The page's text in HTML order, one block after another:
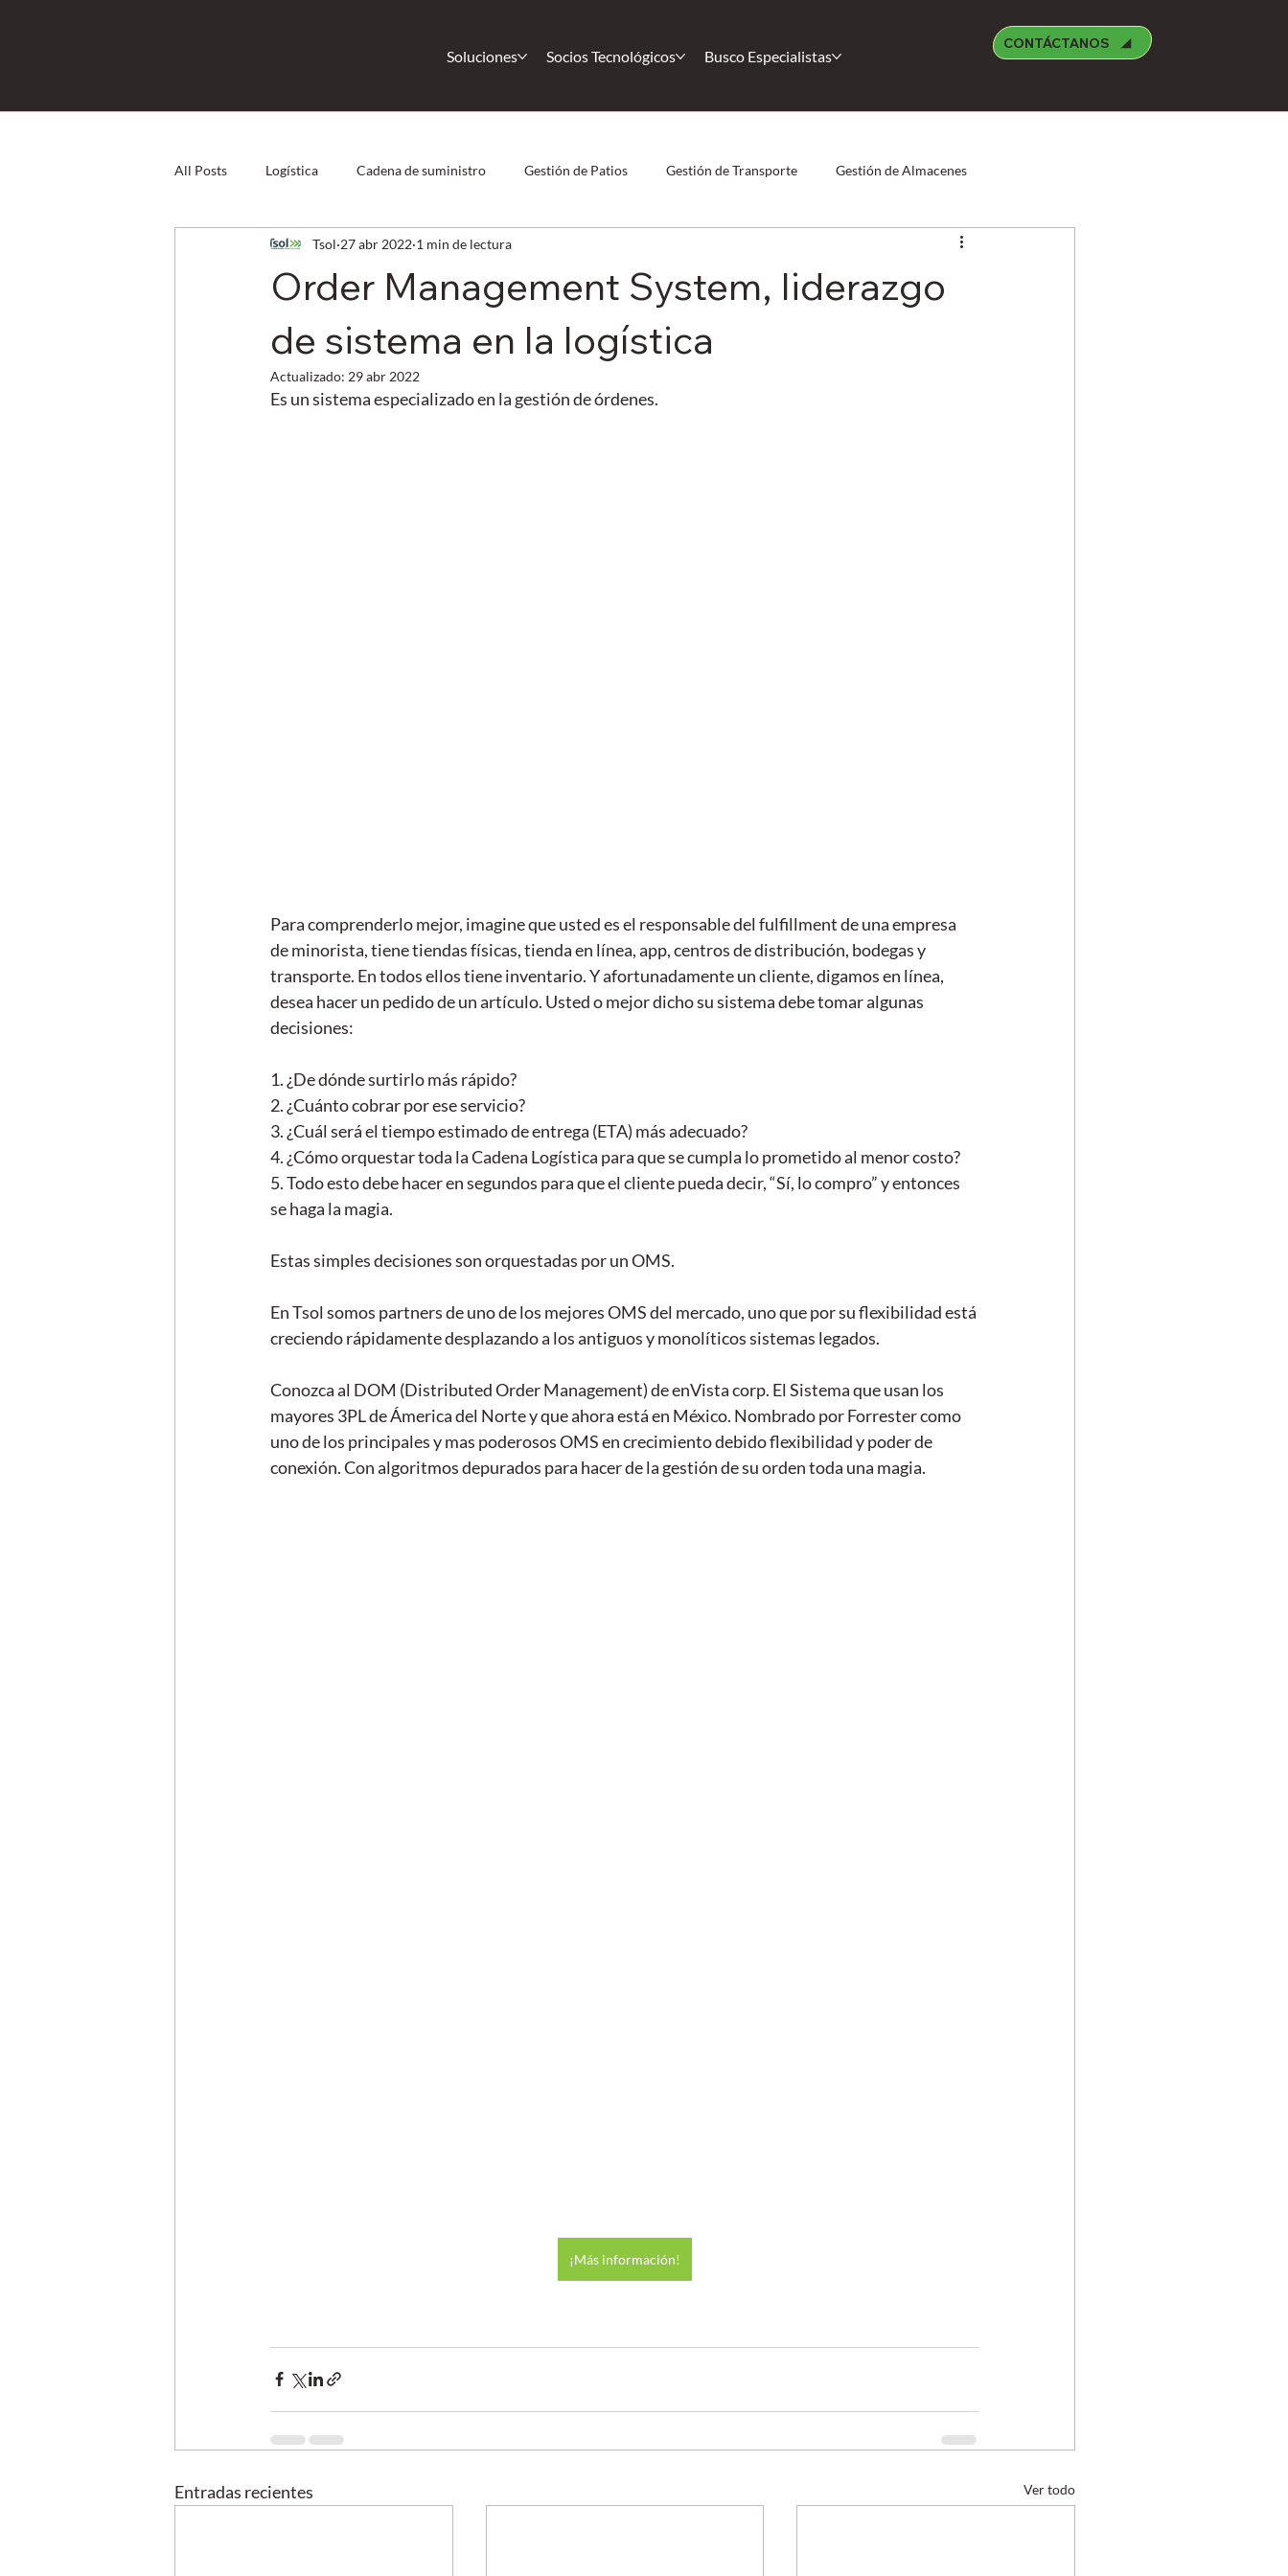
Soluciones Socios Tecnológicos Busco Especialistas
CONTÁCTANOS
All Posts Logística Cadena de suministro Gestión de Patios Gestión de Transporte Gestión de Almacenes
Direct Store Delivery Capital Humano
Logística Inversa eCommerce Comunidad Magaya
Order Management System, liderazgo
de sistema en la logística
Tsol 27 abr 2022 1 min de lectura
Actualizado: 29 abr 2022
Es un sistema especializado en la gestión de órdenes.
Para comprenderlo mejor, imagine que usted es el responsable del fulfillment de una empresa
de minorista, tiene tiendas físicas, tienda en línea, app, centros de distribución, bodegas y
transporte. En todos ellos tiene inventario. Y afortunadamente un cliente, digamos en línea,
desea hacer un pedido de un artículo. Usted o mejor dicho su sistema debe tomar algunas
decisiones:
1. ¿De dónde surtirlo más rápido?
2. ¿Cuánto cobrar por ese servicio?
3. ¿Cuál será el tiempo estimado de entrega (ETA) más adecuado?
4. ¿Cómo orquestar toda la Cadena Logística para que se cumpla lo prometido al menor costo?
5. Todo esto debe hacer en segundos para que el cliente pueda decir, “Sí, lo compro” y entonces
se haga la magia.
Estas simples decisiones son orquestadas por un OMS.
En Tsol somos partners de uno de los mejores OMS del mercado, uno que por su flexibilidad está
creciendo rápidamente desplazando a los antiguos y monolíticos sistemas legados.
Conozca al DOM (Distributed Order Management) de enVista corp. El Sistema que usan los
mayores 3PL de Ámerica del Norte y que ahora está en México. Nombrado por Forrester como
uno de los principales y mas poderosos OMS en crecimiento debido flexibilidad y poder de
conexión. Con algoritmos depurados para hacer de la gestión de su orden toda una magia.
¡Más información!
Entradas recientes Ver todo